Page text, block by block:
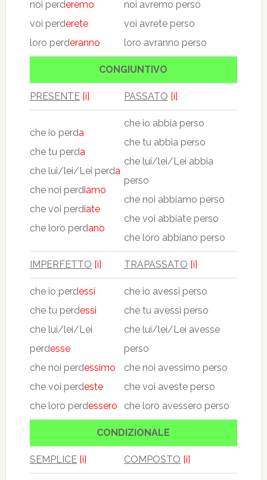
noi perderemo
voi perderete
loro perderanno
noi avremo perso
voi avrete perso
loro avranno perso
CONGIUNTIVO
PRESENTE [i] PASSATO [i]
che io perda
che tu perda
che lui/lei/Lei perda
che noi perdiamo
che voi perdiate
che loro perdano
che io abbia perso
che tu abbia perso
che lui/lei/Lei abbia
perso
che noi abbiamo perso
che voi abbiate perso
che loro abbiano perso
IMPERFETTO [i] TRAPASSATO [i]
che io perdessi
che tu perdessi
che lui/lei/Lei
perdesse
che noi perdessimo
che voi perdeste
che loro perdessero
che io avessi perso
che tu avessi perso
che lui/lei/Lei avesse
perso
che noi avessimo perso
che voi aveste perso
che loro avessero perso
CONDIZIONALE
SEMPLICE [i] COMPOSTO [i]